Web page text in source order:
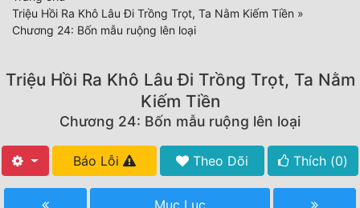
(current)
BXH
Truyện Mới Ra
Hoàn Thành
Triệu Hồi Ra Khô Lâu Đi Trồng Trọt, Ta Nằm Kiếm Tiền »
Chương 24: Bốn mẫu ruộng lên loại
Triệu Hồi Ra Khô Lâu Đi Trồng Trọt, Ta Nằm
Kiếm Tiền
Chương 24: Bốn mẫu ruộng lên loại
Báo Lỗi Theo Dõi Thích (0)